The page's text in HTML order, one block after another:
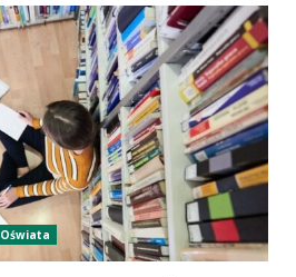
Oświata